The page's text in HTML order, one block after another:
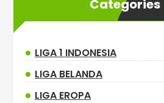
Categories
LIGA 1 INDONESIA
LIGA BELANDA
LIGA EROPA